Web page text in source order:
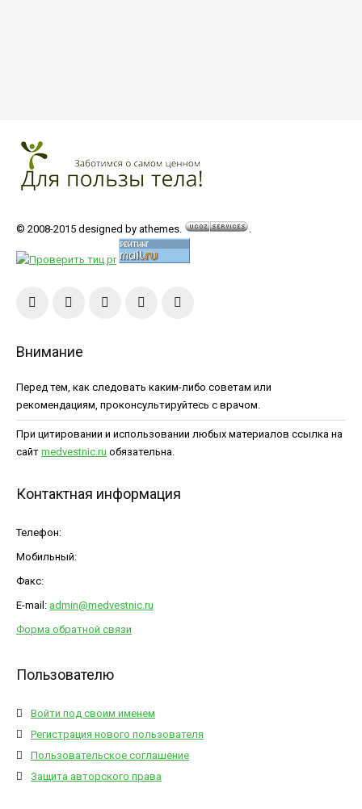
© 2008-2015 designed by athemes. .
Внимание
Перед тем, как следовать каким-либо советам или
рекомендациям, проконсультируйтесь с врачом.
При цитировании и использовании любых материалов ссылка на
сайт medvestnic.ru обязательна.
Контактная информация
Телефон:
Мобильный:
Факс:
E-mail: admin@medvestnic.ru
Форма обратной связи
Пользователю
Войти под своим именем
Регистрация нового пользователя
Пользовательское соглашение
Защита авторского права